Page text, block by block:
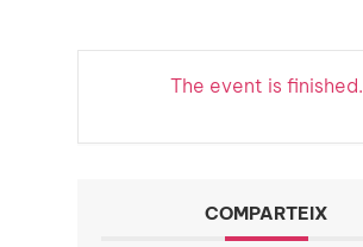
The event is finished.
COMPARTEIX